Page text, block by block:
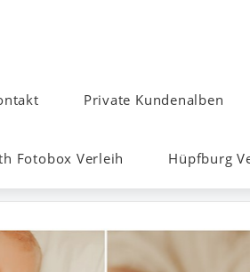
Private Kundenalben
Fotobox Verleih Hüpfburg